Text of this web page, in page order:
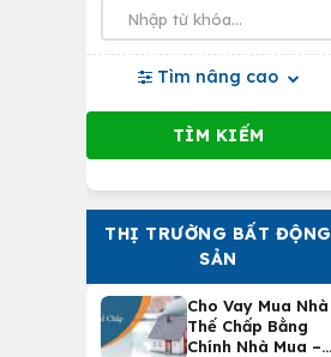
Tìm nâng cao
THỊ TRƯỜNG BẤT ĐỘNG
SẢN
Cho Vay Mua Nhà
Thế Chấp Bằng
Chính Nhà Mua –